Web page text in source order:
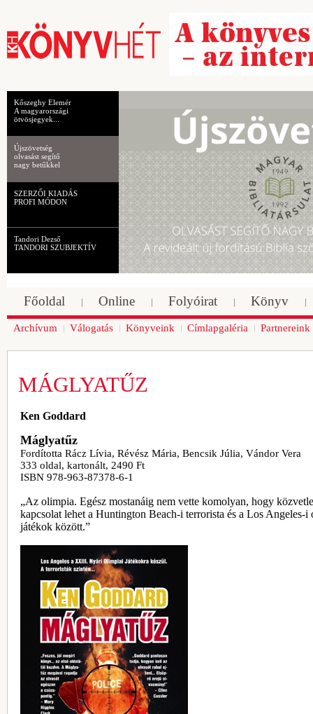
Kőszeghy Elemér
A magyarországi
ötvösjegyek...
Újszövetség
olvasást segítő
nagy betűkkel
SZERZŐI KIADÁS
PROFI MÓDON
Tandori Dezső
TANDORI SZUBJEKTÍV
Főoldal Online Folyóirat Könyv
Archívum Válogatás Könyveink Címlapgaléria Partnereink
MÁGLYATŰZ
Ken Goddard
Máglyatűz
Fordította Rácz Lívia, Révész Mária, Bencsik Júlia, Vándor Vera
333 oldal, kartonált, 2490 Ft
ISBN 978-963-87378-6-1
„Az olimpia. Egész mostanáig nem vette komolyan, hogy
kapcsolat lehet a Huntington Beach-i terrorista és a Los Angeles-i
játékok között.”